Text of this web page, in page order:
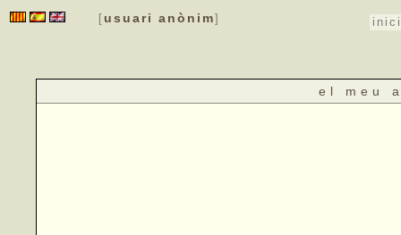
[ usuari anònim] inici
el meu